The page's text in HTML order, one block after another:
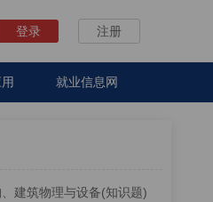
登录 注册
就业信息网
建筑物理与设备(知识题)